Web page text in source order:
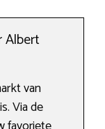
Albert
van
Via de